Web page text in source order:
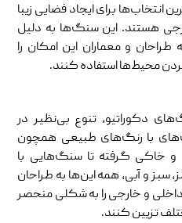
انتخاب‌ها برای ایجاد فضایی زیبا
هستند. این سنگ‌ها به دلیل
و معماران این امکان را
محیط‌ها استفاده کنند.
دکوراتیو، تنوع بی‌نظیر در
با رنگ‌های طبیعی همچون
خاکی گرفته تا سنگ‌هایی با
سبز و آبی، همه این‌ها به طراحان
و خارجی را به شکلی منحصر
تزیین کنند.